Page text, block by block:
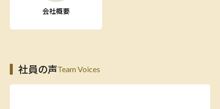
会社概要
社員の声Team Voices